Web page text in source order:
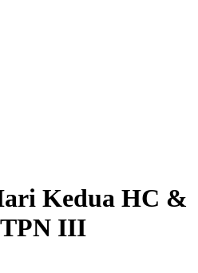
Kedua HC &
III